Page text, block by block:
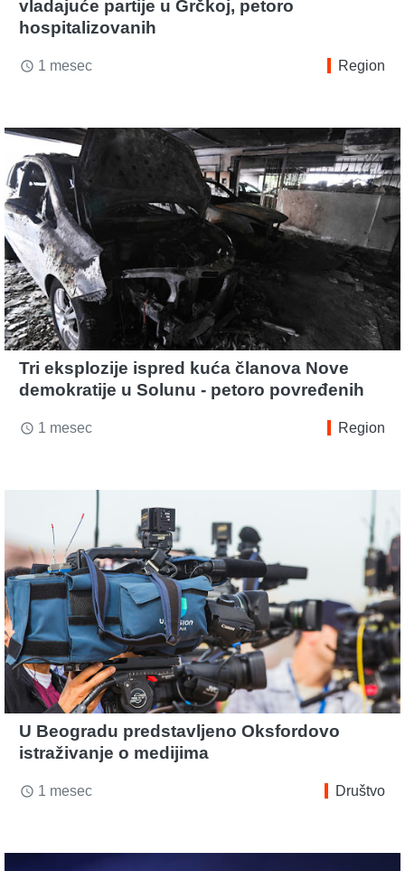
vladajuće partije u Grčkoj, petoro
hospitalizovanih
access_time 1 mesec Region
Tri eksplozije ispred kuća članova Nove
demokratije u Solunu - petoro povređenih
access_time 1 mesec Region
U Beogradu predstavljeno Oksfordovo
istraživanje o medijima
access_time 1 mesec Društvo